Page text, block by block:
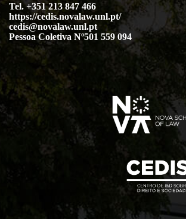
Tel. +351 213 847 466
https://cedis.novalaw.unl.pt/
cedis@novalaw.unl.pt
Pessoa Coletiva Nº501 559 094